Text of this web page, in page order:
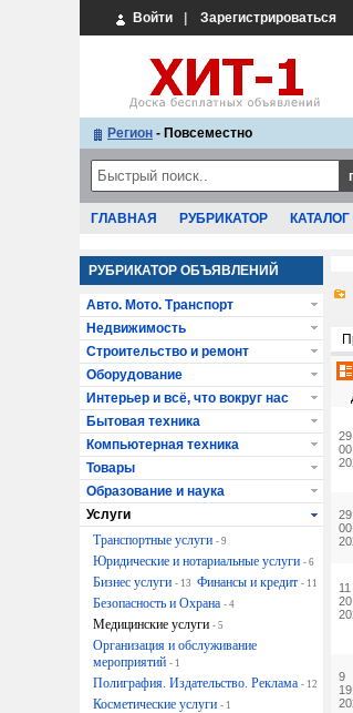
Войти Зарегистрироваться
Регион - Повсеместно
ГЛАВНАЯ РУБРИКАТОР КАТАЛОГ
29
29
11
9
РУБРИКАТОР ОБЪЯВЛЕНИЙ
Авто. Мото. Транспорт
Недвижимость
Строительство и ремонт
Оборудование
Интерьер и всё, что вокруг нас
Бытовая техника
Компьютерная техника
Товары
Образование и наука
Услуги
Транспортные услуги - 9
Юридические и нотариальные услуги - 6
Бизнес услуги - 13 Финансы и кредит - 11
Безопасность и Охрана - 4
Медицинские услуги - 5
Организация и обслуживание
мероприятий - 1
Полиграфия. Издательство. Реклама - 12
Косметические услуги - 1